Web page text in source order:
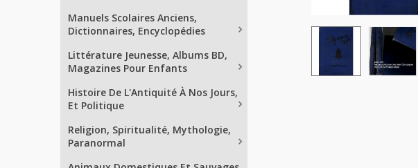
Manuels Scolaires Anciens,
Dictionnaires, Encyclopédies
Littérature Jeunesse, Albums BD,
Magazines Pour Enfants
Histoire De L'Antiquité À Nos Jours,
Et Politique
Religion, Spiritualité, Mythologie,
Paranormal